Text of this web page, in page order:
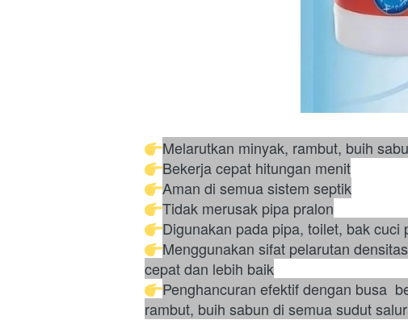
Melarutkan minyak, rambut, buih
Bekerja cepat hitungan menit
Aman di semua sistem septik
Tidak merusak pipa pralon
Digunakan pada pipa, toilet, bak
Menggunakan sifat pelarutan
cepat dan lebih baik
Penghancuran efektif dengan busa
rambut, buih sabun di semua sudut